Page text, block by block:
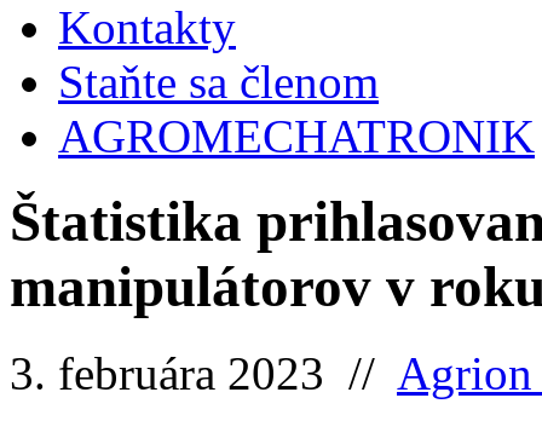
Kontakty
Staňte sa členom
AGROMECHATRONIK
Štatistika
manipulátorov v
3. februára 2023 //